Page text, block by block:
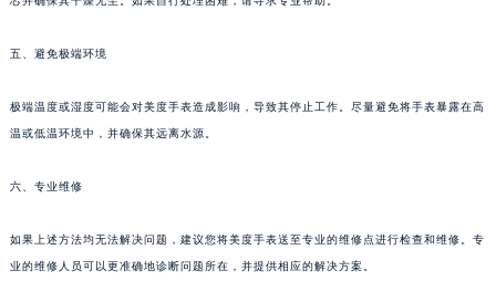
五、避免极端环境
极端温度或湿度可能会对美度手表造成影响，导致其停止工作。尽量避免将手表暴露在高
温或低温环境中，并确保其远离水源。
六、专业维修
如果上述方法均无法解决问题，建议您将美度手表送至专业的维修点进行检查和维修。专
业的维修人员可以更准确地诊断问题所在，并提供相应的解决方案。